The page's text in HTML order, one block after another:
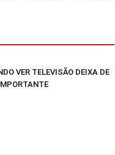
VER TELEVISÃO DEIXA DE